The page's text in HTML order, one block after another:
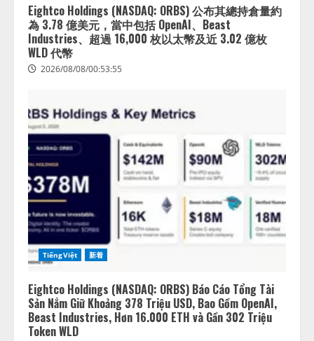
Eightco Holdings (NASDAQ: ORBS) 公布其總持倉量約
為 3.78 億美元，當中包括 OpenAI、Beast
Industries、超過 16,000 枚以太幣及近 3.02 億枚
WLD 代幣
2026/08/08/00:53:55
TiếngViệt 新着
Eightco Holdings (NASDAQ: ORBS) Báo Cáo Tổng Tài
Sản Nắm Giữ Khoảng 378 Triệu USD, Bao Gồm OpenAI,
Beast Industries, Hơn 16.000 ETH và Gần 302 Triệu
Token WLD